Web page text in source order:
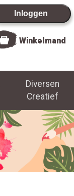
Inloggen
Winkelmand
Diversen
Creatief